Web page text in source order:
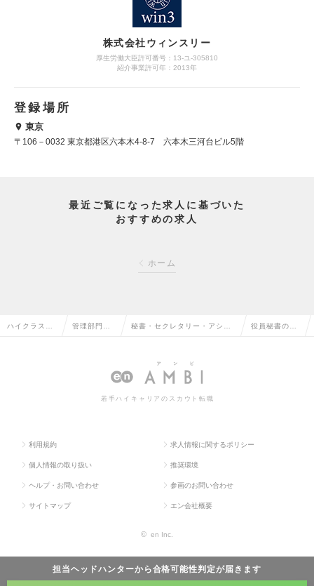
株式会社ウィンスリー
厚生労働大臣許可番号：13-ユ-305810
紹介事業許可年：2013年
登録場所
東京
〒106－0032 東京都港区六本木4-8-7 六本木三河台ビル5階
最近ご覧になった求人に基づいた
おすすめの求人
ホーム
担当ヘッドハンターから合格可能性判定が届きます
ハイクラス求 管理部門系 秘書・セクレタリー・アシス 役員秘書の求
若手ハイキャリアのスカウト転職
利用規約 求人情報に関するポリシー
個人情報の取り扱い 推奨環境
ヘルプ・お問い合わせ 参画のお問い合わせ
サイトマップ エン会社概要
© en Inc.